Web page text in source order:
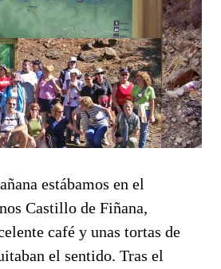
estábamos en el
Castillo de Fiñana,
café y unas tortas de
el sentido. Tras el